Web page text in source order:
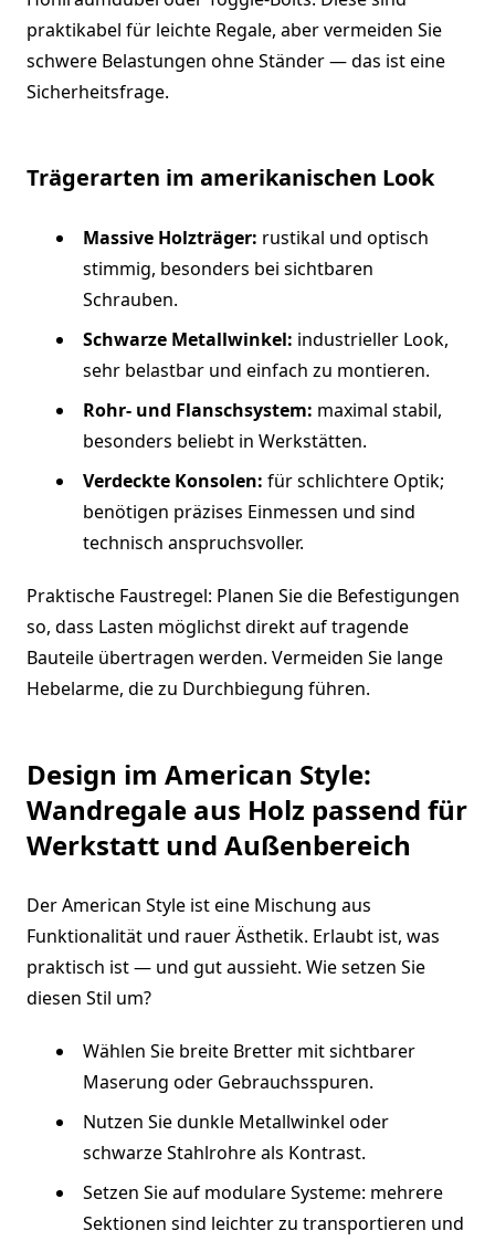
praktikabel für leichte Regale, aber vermeiden Sie
schwere Belastungen ohne Ständer — das ist eine
Sicherheitsfrage.
Trägerarten im amerikanischen Look
Massive Holzträger: rustikal und optisch
stimmig, besonders bei sichtbaren
Schrauben.
Schwarze Metallwinkel: industrieller Look,
sehr belastbar und einfach zu montieren.
Rohr- und Flanschsystem: maximal stabil,
besonders beliebt in Werkstätten.
Verdeckte Konsolen: für schlichtere Optik;
benötigen präzises Einmessen und sind
technisch anspruchsvoller.
Praktische Faustregel: Planen Sie die Befestigungen
so, dass Lasten möglichst direkt auf tragende
Bauteile übertragen werden. Vermeiden Sie lange
Hebelarme, die zu Durchbiegung führen.
Design im American Style:
Wandregale aus Holz passend für
Werkstatt und Außenbereich
Der American Style ist eine Mischung aus
Funktionalität und rauer Ästhetik. Erlaubt ist, was
praktisch ist — und gut aussieht. Wie setzen Sie
diesen Stil um?
Wählen Sie breite Bretter mit sichtbarer
Maserung oder Gebrauchsspuren.
Nutzen Sie dunkle Metallwinkel oder
schwarze Stahlrohre als Kontrast.
Setzen Sie auf modulare Systeme: mehrere
Sektionen sind leichter zu transportieren und